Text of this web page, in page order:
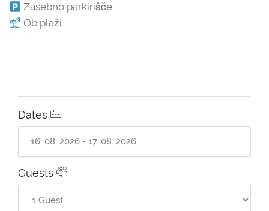
Zasebno parkirišče
Ob plaži
Dates
Guests